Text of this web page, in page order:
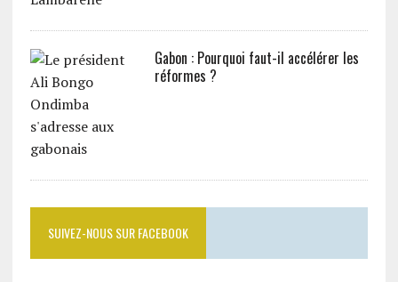
Gabon : Pourquoi faut-il accélérer les
réformes ?
SUIVEZ-NOUS SUR FACEBOOK